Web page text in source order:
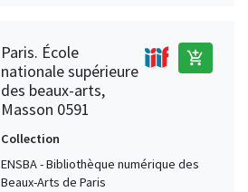
Paris. École
nationale supérieure
des beaux-arts,
Masson 0591
add_shopping_cart
Collection
ENSBA - Bibliothèque numérique des
Beaux-Arts de Paris